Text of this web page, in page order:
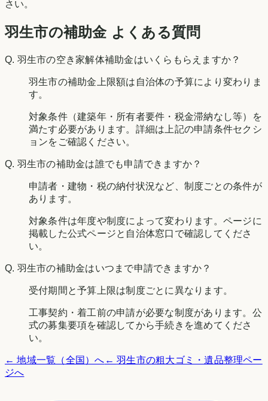
さい。
羽生市の補助金 よくある質問
Q. 羽生市の空き家解体補助金はいくらもらえますか？
羽生市の補助金上限額は自治体の予算により変わりま
す。
対象条件（建築年・所有者要件・税金滞納なし等）を
満たす必要があります。詳細は上記の申請条件セクシ
ョンをご確認ください。
Q. 羽生市の補助金は誰でも申請できますか？
申請者・建物・税の納付状況など、制度ごとの条件が
あります。
対象条件は年度や制度によって変わります。ページに
掲載した公式ページと自治体窓口で確認してくださ
い。
Q. 羽生市の補助金はいつまで申請できますか？
受付期間と予算上限は制度ごとに異なります。
工事契約・着工前の申請が必要な制度があります。公
式の募集要項を確認してから手続きを進めてくださ
い。
← 地域一覧（全国）へ ←羽生市の粗大ゴミ・遺品整理ペー
ジへ